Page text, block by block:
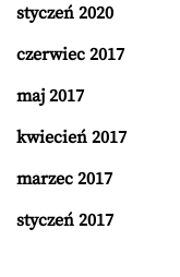
styczeń 2020
czerwiec 2017
maj 2017
kwiecień 2017
marzec 2017
styczeń 2017